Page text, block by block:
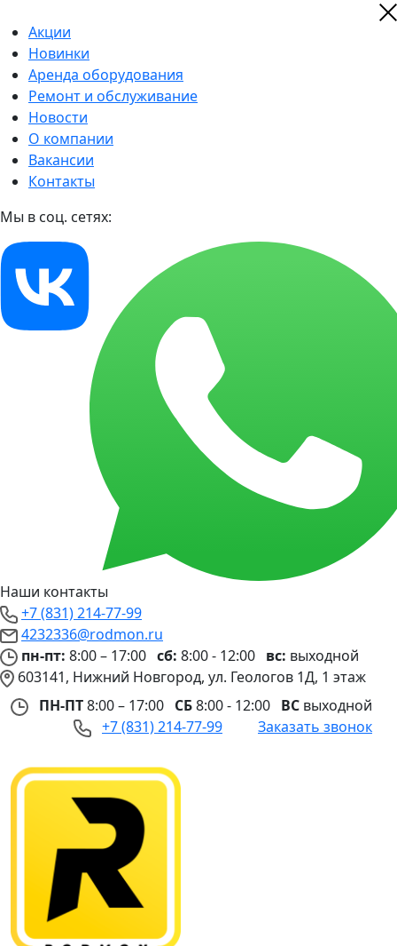
Акции
Новинки
Аренда оборудования
Ремонт и обслуживание
Новости
О компании
Вакансии
Контакты
Мы в соц. сетях:
Наши контакты
+7 (831) 214-77-99
4232336@rodmon.ru
пн-пт: 8:00 – 17:00 сб: 8:00 - 12:00 вс: выходной
603141, Нижний Новгород, ул. Геологов 1Д, 1 этаж
ПН-ПТ8:00 – 17:00 СБ8:00 - 12:00 ВС выходной
+7 (831) 214-77-99
Заказать звонок